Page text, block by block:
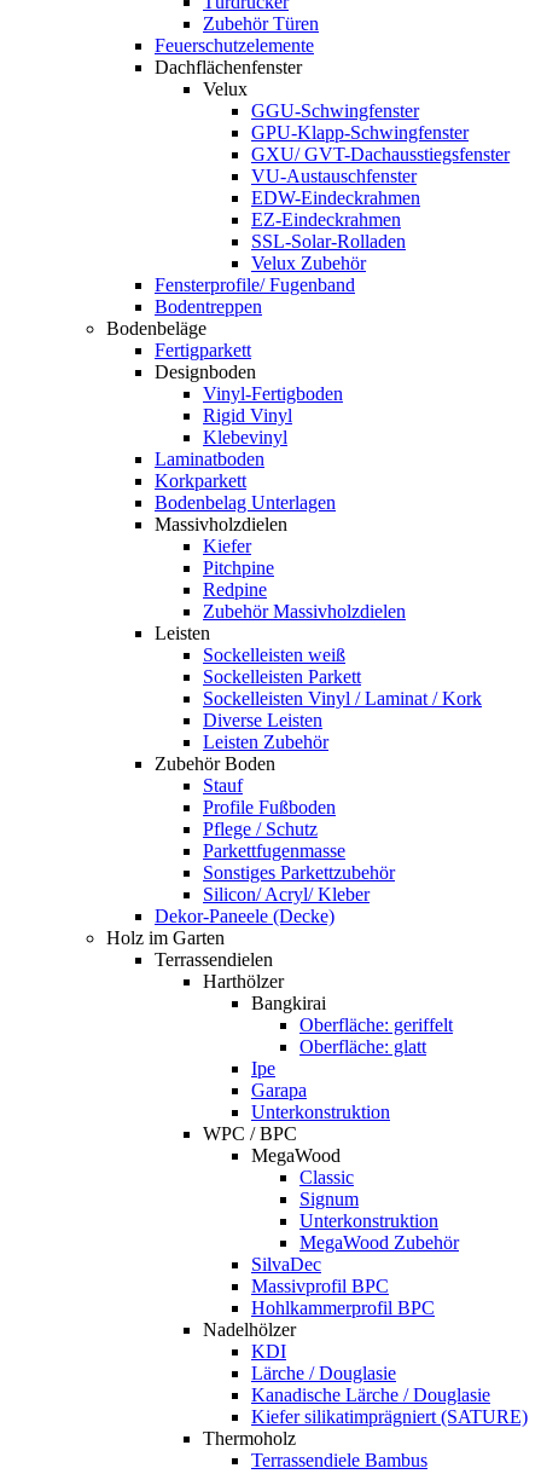
Zubehör Türen
Feuerschutzelemente
Dachflächenfenster
Velux
GGU-Schwingfenster
GPU-Klapp-Schwingfenster
GXU/ GVT-Dachausstiegsfenster
VU-Austauschfenster
EDW-Eindeckrahmen
EZ-Eindeckrahmen
SSL-Solar-Rolladen
Velux Zubehör
Fensterprofile/ Fugenband
Bodentreppen
Bodenbeläge
Fertigparkett
Designboden
Vinyl-Fertigboden
Rigid Vinyl
Klebevinyl
Laminatboden
Korkparkett
Bodenbelag Unterlagen
Massivholzdielen
Kiefer
Pitchpine
Redpine
Zubehör Massivholzdielen
Leisten
Sockelleisten weiß
Sockelleisten Parkett
Sockelleisten Vinyl / Laminat / Kork
Diverse Leisten
Leisten Zubehör
Zubehör Boden
Stauf
Profile Fußboden
Pflege / Schutz
Parkettfugenmasse
Sonstiges Parkettzubehör
Silicon/ Acryl/ Kleber
Dekor-Paneele (Decke)
Holz im Garten
Terrassendielen
Harthölzer
Bangkirai
Oberfläche: geriffelt
Oberfläche: glatt
Ipe
Garapa
Unterkonstruktion
WPC / BPC
MegaWood
Classic
Signum
Unterkonstruktion
MegaWood Zubehör
SilvaDec
Massivprofil BPC
Hohlkammerprofil BPC
Nadelhölzer
KDI
Lärche / Douglasie
Kanadische Lärche / Douglasie
Kiefer silikatimprägniert (SATURE)
Thermoholz
Terrassendiele Bambus